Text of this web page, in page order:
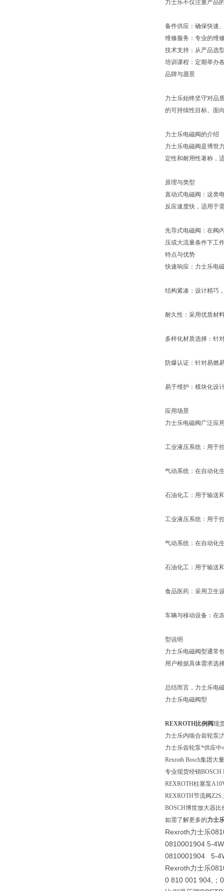
力士乐不仅注重产品
备件供应：确保快速
维修服务：专业的维
技术支持：从产品选
培训课程：定期举办
品牌与愿景
力士乐始终坚守对品
的可持续性目标。面
力士乐电磁阀的介绍
力士乐电磁阀是博世
定性和耐用性著称，
原理与类型
直动式电磁阀：这类
反应速度快，适用于
先导式电磁阀：在阀
压或大流量条件下工
特点与优势
快速响应：力士乐电
结构紧凑：设计精巧
耐久性：采用优质材
多样化材质选择：针
防爆认证：针对易燃
易于维护：模块化设
应用场景
力士乐电磁阀广泛应
工业液压系统：用于
气动系统：在自动化
石油化工：用于输送
工业液压系统：用于
气动系统：在自动化
石油化工：用于输送
食品医药：采用卫生
车辆与移动设备：在
型说明
力士乐电磁阀型通常
用户根据具体需求选
总结而言，力士乐电
力士乐电磁阀型
REXROTH比例阀现
力士乐内啮合齿轮泵|
力士乐齿轮泵*供应中
Rexroth Bosch集团大
专业现货经销BOSCH
REXROTH柱塞泵
REXROTH节流阀
BOSCH博世放大器比
如需了解更多的力士
Rexroth力士乐
0810001904 5-
0810001904 5-
Rexroth力士乐
0 810 001 904,；